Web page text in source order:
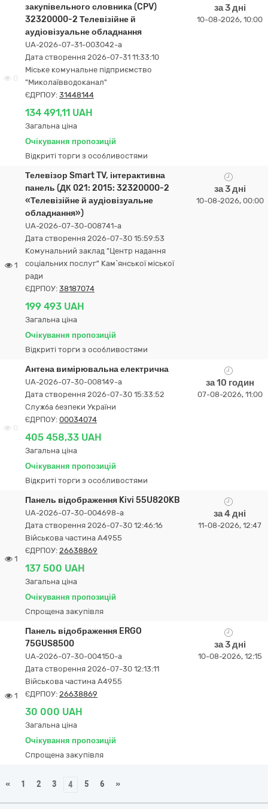
0
закупівельного словника (CPV)
32320000-2 Телевізійне й
аудіовізуальне обладнання
UA-2026-07-31-003042-a
Дата створення 2026-07-31 11:33:10
Міське комунальне підприємство
"Миколаївводоканал"
ЄДРПОУ: 31448144
134 491,11 UAH
Загальна ціна
Очікування пропозицій
Відкриті торги з особливостями
за 3 дні
10-08-2026, 10:00
1
Телевізор Smart TV, інтерактивна
панель (ДК 021: 2015: 32320000-2
«Телевізійне й аудіовізуальне
обладнання»)
UA-2026-07-30-008741-a
Дата створення 2026-07-30 15:59:53
Комунальний заклад "Центр надання
соціальних послуг" Кам`янської міської
ради
ЄДРПОУ: 38187074
199 493 UAH
Загальна ціна
Очікування пропозицій
Відкриті торги з особливостями
за 3 дні
10-08-2026, 00:00
0
Антена вимірювальна електрична
UA-2026-07-30-008149-a
Дата створення 2026-07-30 15:33:52
Служба безпеки України
ЄДРПОУ: 00034074
405 458,33 UAH
Загальна ціна
Очікування пропозицій
Відкриті торги з особливостями
за 10 годин
07-08-2026, 11:00
1
Панель відображення Kivi 55U820KB
UA-2026-07-30-004698-a
Дата створення 2026-07-30 12:46:16
Військова частина А4955
ЄДРПОУ: 26638869
137 500 UAH
Загальна ціна
Очікування пропозицій
Спрощена закупівля
за 4 дні
11-08-2026, 12:47
1
Панель відображення ERGO
75GUS8500
UA-2026-07-30-004150-a
Дата створення 2026-07-30 12:13:11
Військова частина А4955
ЄДРПОУ: 26638869
30 000 UAH
Загальна ціна
Очікування пропозицій
Спрощена закупівля
за 3 дні
10-08-2026, 12:15
« 1 2 3 4 5 6 »